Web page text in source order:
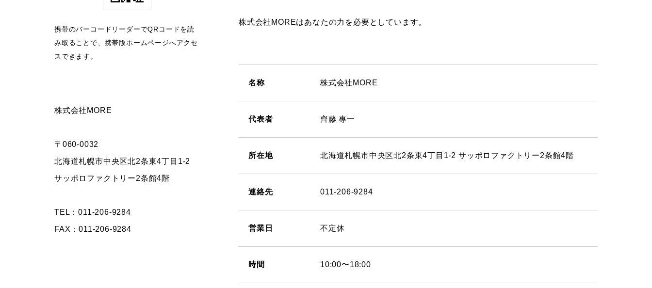
株式会社MOREはあなたの力を必要としています。
名称 株式会社MORE
代表者 齊藤 專一
所在地 北海道札幌市中央区北2条東4丁目1-2 サッポロファクトリー2条館4階
連絡先 011-206-9284
営業日 不定休
時間 10:00〜18:00
携帯のバーコードリーダーでQRコードを読
み取ることで、携帯版ホームページへアクセ
スできます。
株式会社MORE
〒060-0032
北海道札幌市中央区北2条東4丁目1-2
サッポロファクトリー2条館4階
TEL：011-206-9284
FAX：011-206-9284